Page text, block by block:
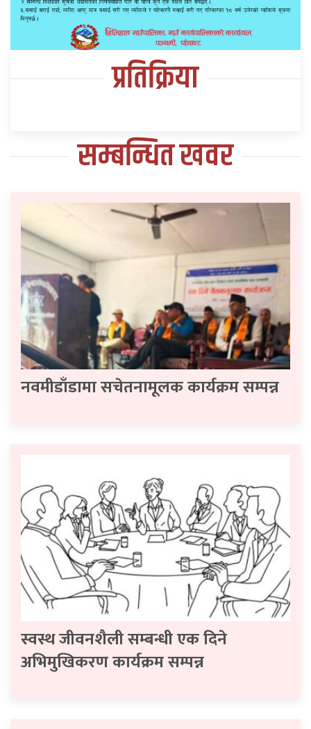
प्रतिक्रिया
सम्बन्धित खवर
नवमीडाँडामा सचेतनामूलक कार्यक्रम सम्पन्न
स्वस्थ जीवनशैली सम्बन्धी एक दिने
अभिमुखिकरण कार्यक्रम सम्पन्न